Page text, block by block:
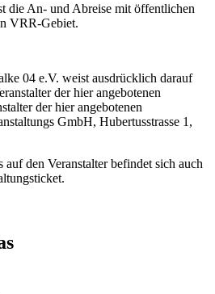
die An- und Abreise mit öffentlichen
VRR-Gebiet.
04 e.V. weist ausdrücklich darauf
der hier angebotenen
der hier angebotenen
GmbH, Hubertusstrasse 1,
den Veranstalter befindet sich auch